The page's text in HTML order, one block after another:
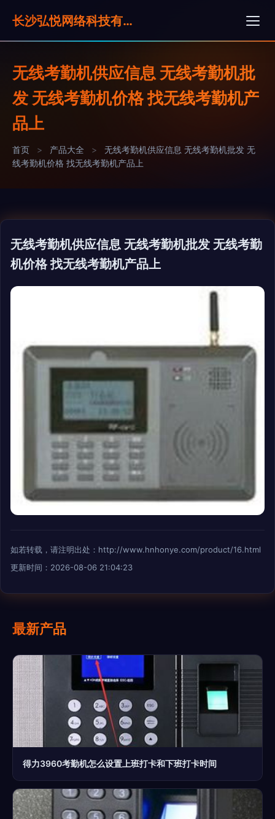
长沙弘悦网络科技有限公司
无线考勤机供应信息 无线考勤机批
发 无线考勤机价格 找无线考勤机产
品上
首页 > 产品大全 >
无线考勤机供应信息 无线考勤机批发 无
线考勤机价格 找无线考勤机产品上
无线考勤机供应信息 无线考勤机批发 无线考勤
机价格 找无线考勤机产品上
如若转载，请注明出处：http://www.hnhonye.com/product/16.html
更新时间：2026-08-06 21:04:23
最新产品
得力3960考勤机怎么设置上班打卡和下班打卡时间